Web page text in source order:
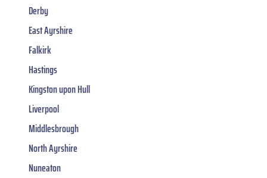
Derby
East Ayrshire
Falkirk
Hastings
Kingston upon Hull
Liverpool
Middlesbrough
North Ayrshire
Nuneaton